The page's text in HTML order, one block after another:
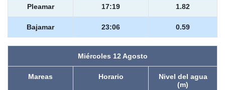
Pleamar 17:19 1.82
Bajamar 23:06 0.59
Miércoles 12 Agosto
Mareas Horario
Nivel del agua
(m)